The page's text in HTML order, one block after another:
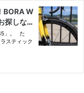
BORA W
探しな
」。 た
スティック